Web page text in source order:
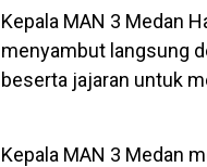
Kepala MAN 3 Medan
menyambut langsung
beserta jajaran untuk
Kepala MAN 3 Medan